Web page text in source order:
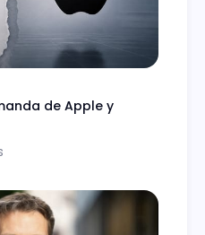
de Apple y